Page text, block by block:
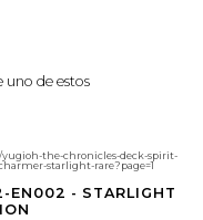
de estos
the-chronicles-deck-spirit-
starlight-rare?page=1
EN002 - STARLIGHT